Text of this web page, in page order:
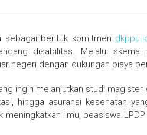
sebagai bentuk komitmen
disabilitas. Melalui skema
negeri dengan dukungan biaya
ingin melanjutkan studi magister
hingga asuransi kesehatan
ilmu, beasiswa